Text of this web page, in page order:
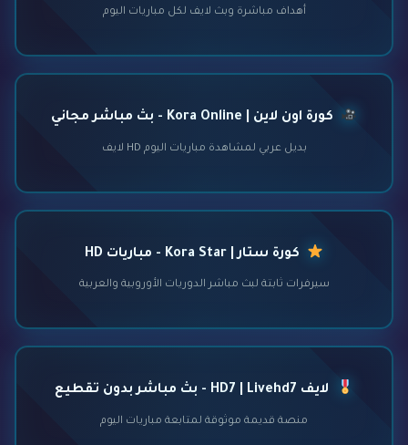
أهداف مباشرة وبث لايف لكل مباريات اليوم
كورة اون لاين | Kora Online - بث مباشر مجاني
بديل عربي لمشاهدة مباريات اليوم HD لايف
كورة ستار | Kora Star - مباريات HD
سيرفرات ثابتة لبث مباشر الدوريات الأوروبية والعربية
لايف HD7 | Livehd7 - بث مباشر بدون تقطيع
منصة قديمة موثوقة لمتابعة مباريات اليوم